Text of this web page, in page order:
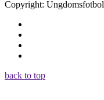
Copyright:
back to top